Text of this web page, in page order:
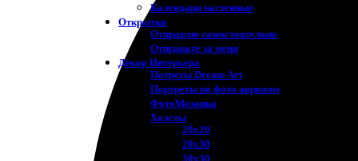
Календари настенные
Открытки
Отправлю самостоятельно
Отправьте за меня
Декор Интерьера
Потреты Dream Art
Портреты по фото акрилом
ФотоМозаика
Холсты
20х20
20х30
30х30